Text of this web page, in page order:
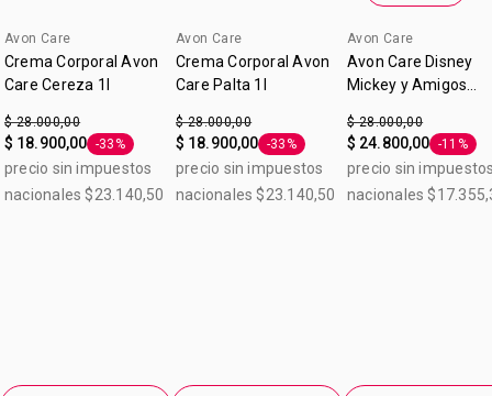
Avon Care
Crema Corporal Avon
Care Cereza 1l
$ 28.000,00
$ 18.900,00 Etiqueta -33%
-33%
precio sin impuestos
nacionales $23.140,50
Avon Care
Crema Corporal Avon
Care Palta 1l
$ 28.000,00
$ 18.900,00 Etiqueta -33%
-33%
precio sin impuestos
nacionales $23.140,50
Lo nuevo
Avon Care
Avon Care Disney
Mickey y Amigos
Corporal 1 L
$ 28.000,00
$ 24.800,00 Etiqueta
-11%
precio sin
nacionales